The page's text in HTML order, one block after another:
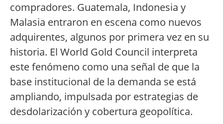
compradores. Guatemala, Indonesia y
Malasia entraron en escena como nuevos
adquirentes, algunos por primera vez en su
historia. El World Gold Council interpreta
este fenómeno como una señal de que la
base institucional de la demanda se está
ampliando, impulsada por estrategias de
desdolarización y cobertura geopolítica.